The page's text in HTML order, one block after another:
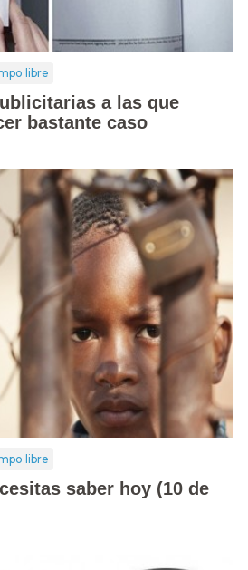
libre
a las que
bastante caso
libre
saber hoy (10 de